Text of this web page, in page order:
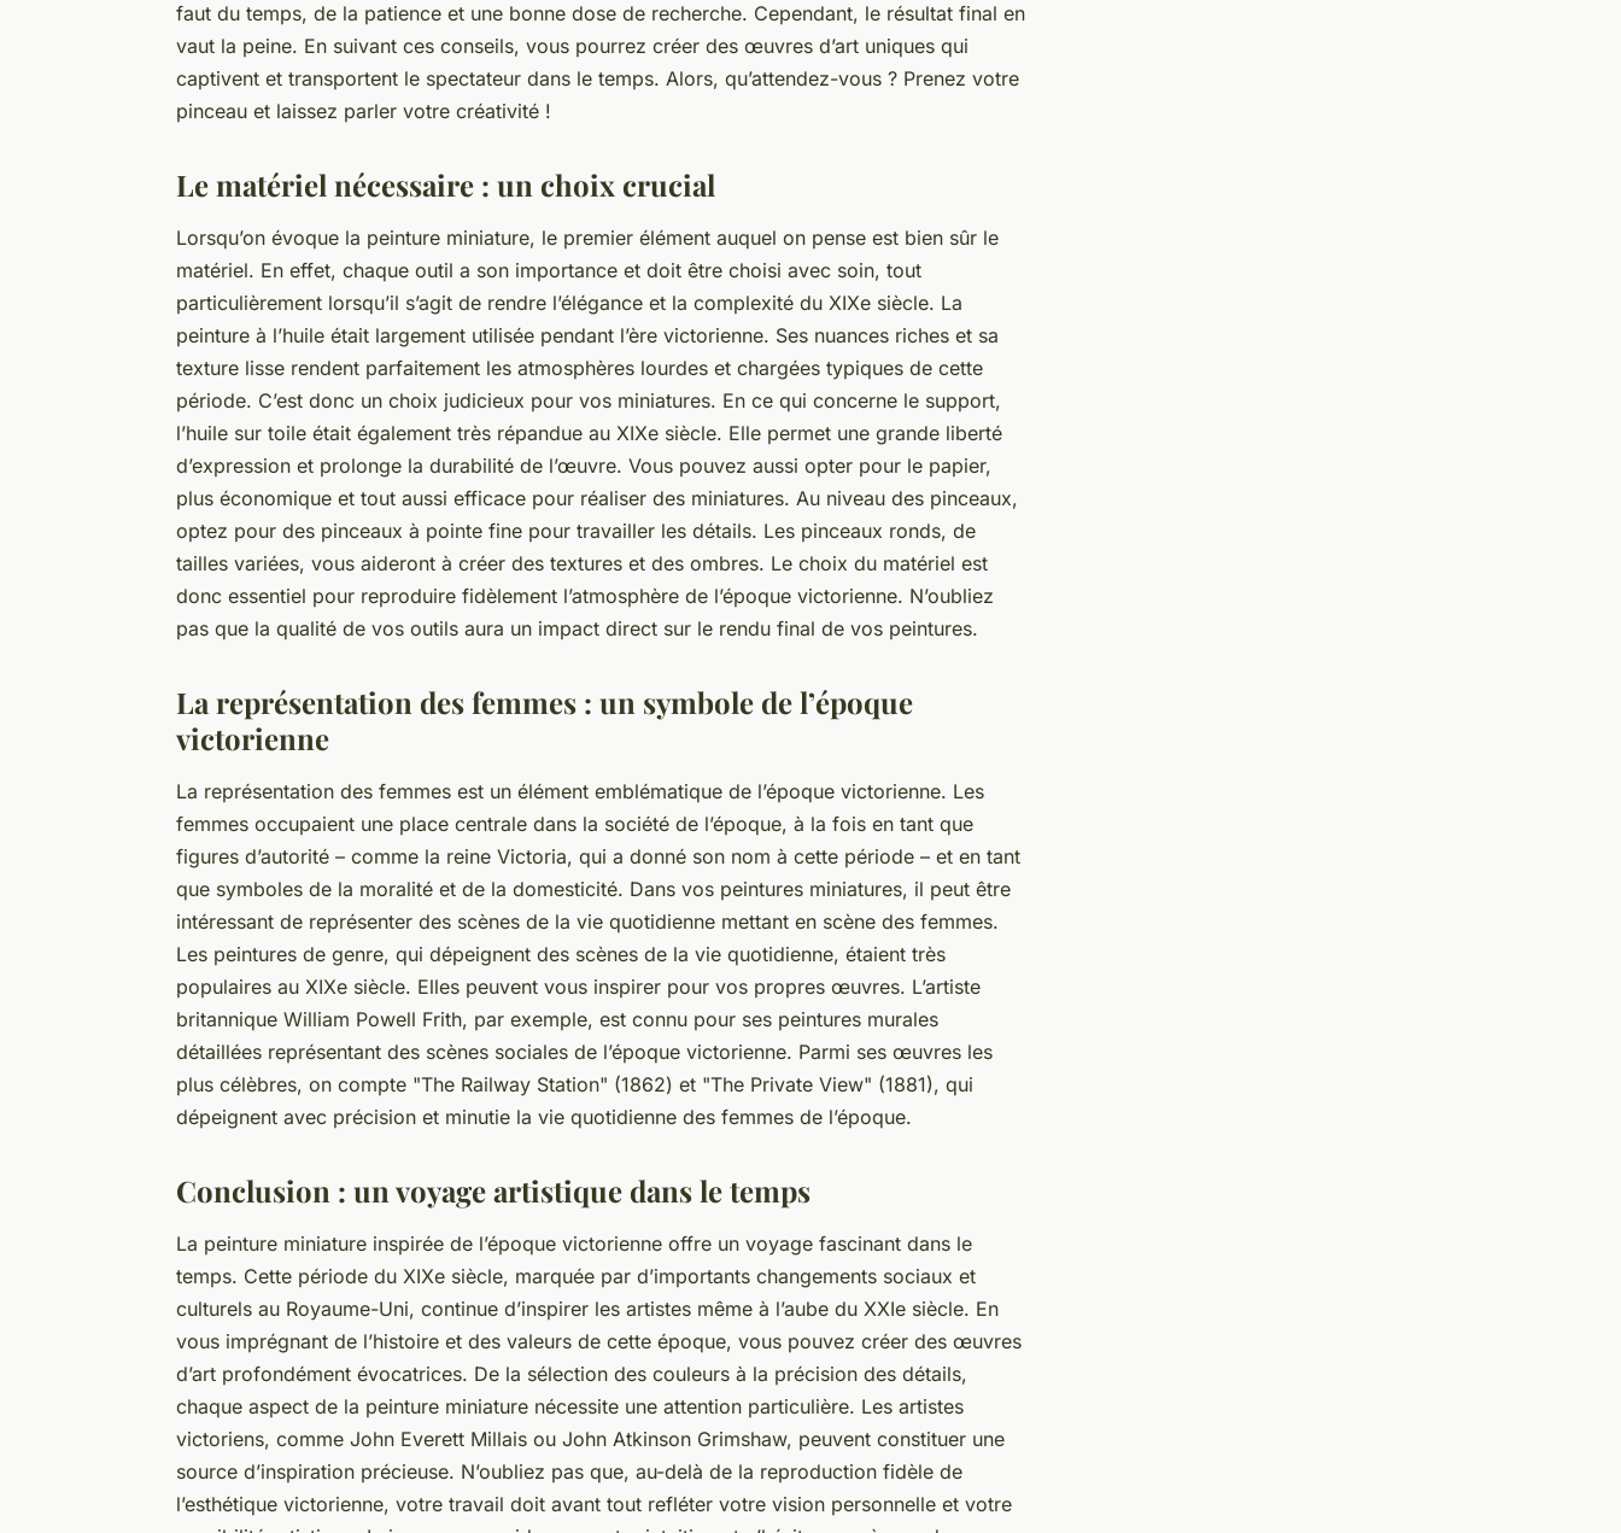
faut du temps, de la patience et une bonne dose de recherche. Cependant, le résultat final en
vaut la peine. En suivant ces conseils, vous pourrez créer des œuvres d’art uniques qui
captivent et transportent le spectateur dans le temps. Alors, qu’attendez-vous ? Prenez votre
pinceau et laissez parler votre créativité !
Le matériel nécessaire : un choix crucial
Lorsqu’on évoque la peinture miniature, le premier élément auquel on pense est bien sûr le
matériel. En effet, chaque outil a son importance et doit être choisi avec soin, tout
particulièrement lorsqu’il s’agit de rendre l’élégance et la complexité du XIXe siècle. La
peinture à l’huile était largement utilisée pendant l’ère victorienne. Ses nuances riches et sa
texture lisse rendent parfaitement les atmosphères lourdes et chargées typiques de cette
période. C’est donc un choix judicieux pour vos miniatures. En ce qui concerne le support,
l’huile sur toile était également très répandue au XIXe siècle. Elle permet une grande liberté
d’expression et prolonge la durabilité de l’œuvre. Vous pouvez aussi opter pour le papier,
plus économique et tout aussi efficace pour réaliser des miniatures. Au niveau des pinceaux,
optez pour des pinceaux à pointe fine pour travailler les détails. Les pinceaux ronds, de
tailles variées, vous aideront à créer des textures et des ombres. Le choix du matériel est
donc essentiel pour reproduire fidèlement l’atmosphère de l’époque victorienne. N’oubliez
pas que la qualité de vos outils aura un impact direct sur le rendu final de vos peintures.
La représentation des femmes : un symbole de l’époque
victorienne
La représentation des femmes est un élément emblématique de l’époque victorienne. Les
femmes occupaient une place centrale dans la société de l’époque, à la fois en tant que
figures d’autorité – comme la reine Victoria, qui a donné son nom à cette période – et en tant
que symboles de la moralité et de la domesticité. Dans vos peintures miniatures, il peut être
intéressant de représenter des scènes de la vie quotidienne mettant en scène des femmes.
Les peintures de genre, qui dépeignent des scènes de la vie quotidienne, étaient très
populaires au XIXe siècle. Elles peuvent vous inspirer pour vos propres œuvres. L’artiste
britannique William Powell Frith, par exemple, est connu pour ses peintures murales
détaillées représentant des scènes sociales de l’époque victorienne. Parmi ses œuvres les
plus célèbres, on compte "The Railway Station" (1862) et "The Private View" (1881), qui
dépeignent avec précision et minutie la vie quotidienne des femmes de l’époque.
Conclusion : un voyage artistique dans le temps
La peinture miniature inspirée de l’époque victorienne offre un voyage fascinant dans le
temps. Cette période du XIXe siècle, marquée par d’importants changements sociaux et
culturels au Royaume-Uni, continue d’inspirer les artistes même à l’aube du XXIe siècle. En
vous imprégnant de l’histoire et des valeurs de cette époque, vous pouvez créer des œuvres
d’art profondément évocatrices. De la sélection des couleurs à la précision des détails,
chaque aspect de la peinture miniature nécessite une attention particulière. Les artistes
victoriens, comme John Everett Millais ou John Atkinson Grimshaw, peuvent constituer une
source d’inspiration précieuse. N’oubliez pas que, au-delà de la reproduction fidèle de
l’esthétique victorienne, votre travail doit avant tout refléter votre vision personnelle et votre